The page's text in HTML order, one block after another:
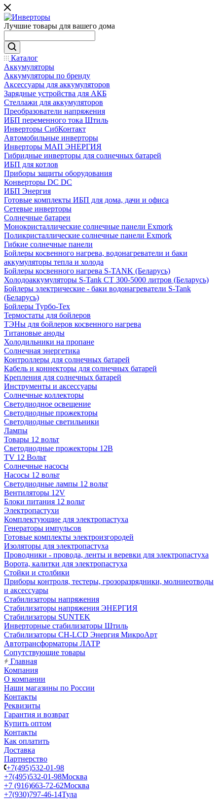
Лучшие товары для вашего дома
Каталог
Аккумуляторы
Аккумуляторы по бренду
Аксессуары для аккумуляторов
Зарядные устройства для АКБ
Стеллажи для аккумуляторов
Преобразователи напряжения
ИБП переменного тока Штиль
Инверторы СибКонтакт
Автомобильные инверторы
Инверторы МАП ЭНЕРГИЯ
Гибридные инверторы для солнечных батарей
ИБП для котлов
Приборы защиты оборудования
Конверторы DC DC
ИБП Энергия
Готовые комплекты ИБП для дома, дачи и офиса
Сетевые инверторы
Солнечные батареи
Монокристаллические солнечные панели Exmork
Поликристаллические солнечные панели Exmork
Гибкие солнечные панели
Бойлеры косвенного нагрева, водонагреватели и баки
аккумуляторы тепла и холода
Бойлеры косвенного нагрева S-TANK (Беларусь)
Холодоаккумуляторы S-Tank СТ 300-5000 литров (Беларусь)
Бойлеры электрические - баки водонагреватели S-Tank
(Беларусь)
Бойлеры Турбо-Тех
Термостаты для бойлеров
ТЭНы для бойлеров косвенного нагрева
Титановые аноды
Холодильники на пропане
Солнечная энергетика
Контроллеры для солнечных батарей
Кабель и коннекторы для солнечных батарей
Крепления для солнечных батарей
Инструменты и аксессуары
Солнечные коллекторы
Светодиодное освещение
Светодиодные прожекторы
Светодиодные светильники
Лампы
Товары 12 вольт
Светодиодные прожекторы 12В
TV 12 Вольт
Солнечные насосы
Насосы 12 вольт
Светодиодные лампы 12 вольт
Вентиляторы 12V
Блоки питания 12 вольт
Электропастухи
Комплектующие для электропастуха
Генераторы импульсов
Готовые комплекты электроизгородей
Изоляторы для электропастуха
Проводники - провода, ленты и веревки для электропастуха
Ворота, калитки для электропастуха
Стойки и столбики
Приборы контроля, тестеры, грозоразрядники, молниеотводы
и аксессуары
Стабилизаторы напряжения
Стабилизаторы напряжения ЭНЕРГИЯ
Стабилизаторы SUNTEK
Инверторные стабилизаторы Штиль
Стабилизаторы СН-LCD Энepгия МикроАрт
Автотрансформаторы ЛАТР
Сопутствующие товары
Главная
Компания
О компании
Наши магазины по России
Контакты
Реквизиты
Гарантия и возврат
Купить оптом
Контакты
Как оплатить
Доставка
Партнерство
+7(495)532-01-98
+7(495)532-01-98Москва
+7 (916)663-72-62Москва
+7(930)797-46-14Тула